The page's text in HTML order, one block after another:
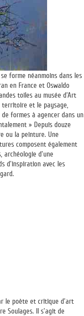
forme néanmoins dans les
en France et Oswaldo
toiles au musée d’Art
territoire et le paysage,
formes à agencer dans un
» Depuis douze
ou la peinture. Une
composent également
d’une
d’inspiration avec les
le poète et critique d’art
Soulages. Il s’agit de